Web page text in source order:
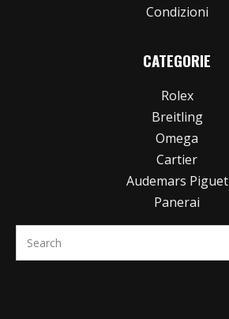
Condizioni
CATEGORIE
Rolex
Breitling
Omega
Cartier
Audemars Piguet
Panerai